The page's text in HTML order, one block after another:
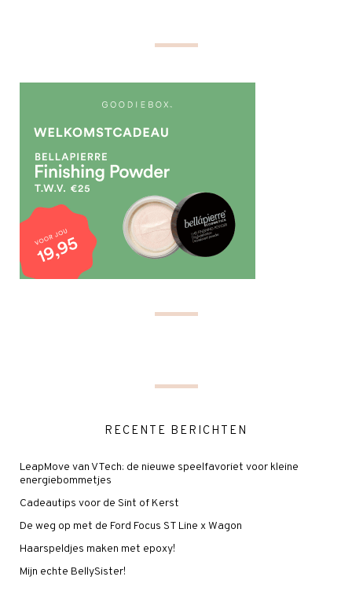
RECENTE BERICHTEN
LeapMove van VTech: de nieuwe speelfavoriet voor kleine
energiebommetjes
Cadeautips voor de Sint of Kerst
De weg op met de Ford Focus ST Line x Wagon
Haarspeldjes maken met epoxy!
Mijn echte BellySister!